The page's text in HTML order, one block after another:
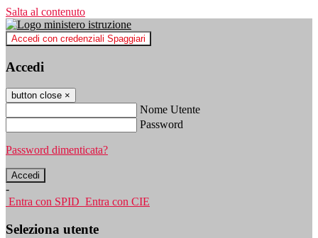
Salta al contenuto
Accedi con credenziali Spaggiari
Accedi
button close ×
Nome Utente
Password
Password dimenticata?
-
Entra con SPID Entra con CIE
Seleziona utente